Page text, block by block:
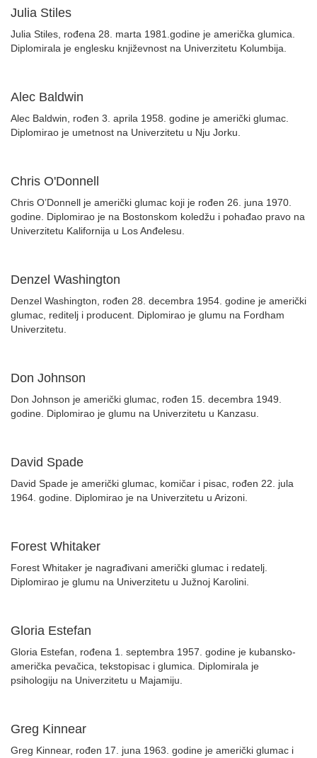
Julia Stiles
Julia Stiles, rođena 28. marta 1981.godine je američka glumica.
Diplomirala je englesku književnost na Univerzitetu Kolumbija.
Alec Baldwin
Alec Baldwin, rođen 3. aprila 1958. godine je američki glumac.
Diplomirao je umetnost na Univerzitetu u Nju Jorku.
Chris O'Donnell
Chris O’Donnell je američki glumac koji je rođen 26. juna 1970.
godine. Diplomirao je na Bostonskom koledžu i pohađao pravo na
Univerzitetu Kalifornija u Los Anđelesu.
Denzel Washington
Denzel Washington, rođen 28. decembra 1954. godine je američki
glumac, reditelj i producent. Diplomirao je glumu na Fordham
Univerzitetu.
Don Johnson
Don Johnson je američki glumac, rođen 15. decembra 1949.
godine. Diplomirao je glumu na Univerzitetu u Kanzasu.
David Spade
David Spade je američki glumac, komičar i pisac, rođen 22. jula
1964. godine. Diplomirao je na Univerzitetu u Arizoni.
Forest Whitaker
Forest Whitaker je nagrađivani američki glumac i redatelj.
Diplomirao je glumu na Univerzitetu u Južnoj Karolini.
Gloria Estefan
Gloria Estefan, rođena 1. septembra 1957. godine je kubansko-
američka pevačica, tekstopisac i glumica. Diplomirala je
psihologiju na Univerzitetu u Majamiju.
Greg Kinnear
Greg Kinnear, rođen 17. juna 1963. godine je američki glumac i